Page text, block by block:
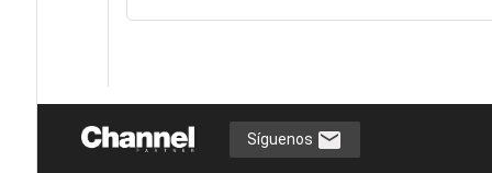
Síguenos